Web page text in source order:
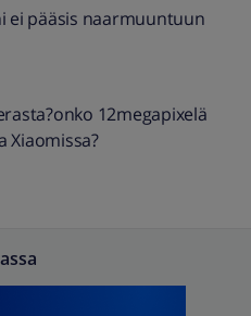
ei pääsis naarmuuntuun
12megapixelä
Xiaomissa?